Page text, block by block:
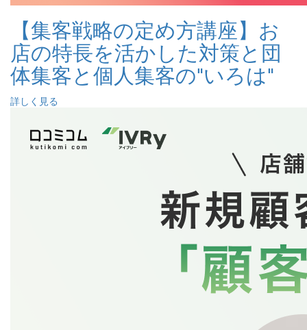
【集客戦略の定め方講座】お
店の特長を活かした対策と団
体集客と個人集客の"いろは"
詳しく見る